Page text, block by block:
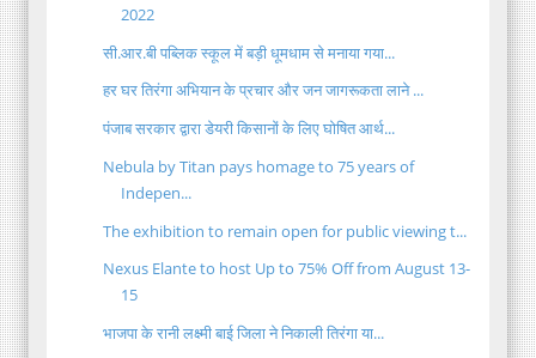
2022
सी.आर.बी पब्लिक स्कूल में बड़ी धूमधाम से मनाया गया...
हर घर तिरंगा अभियान के प्रचार और जन जागरूकता लाने ...
पंजाब सरकार द्वारा डेयरी किसानों के लिए घोषित आर्थ...
Nebula by Titan pays homage to 75 years of
Indepen...
The exhibition to remain open for public viewing t...
Nexus Elante to host Up to 75% Off from August 13-
15
भाजपा के रानी लक्ष्मी बाई जिला ने निकाली तिरंगा या...